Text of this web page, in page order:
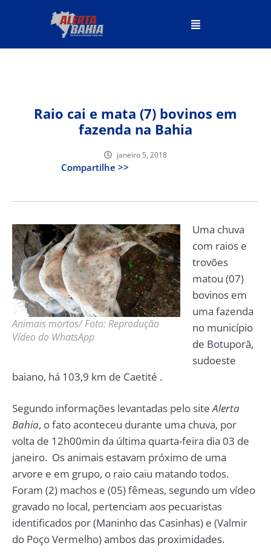
Raio cai e mata (7) bovinos em
fazenda na Bahia
janeiro 5, 2018
Compartilhe >>
Animais mortos/ Foto: Reprodução
Vídeo do WhatsApp
Uma chuva
com raios e
trovões
matou (07)
bovinos em
uma fazenda
no município
de Botuporã,
sudoeste
baiano, há 103,9 km de Caetité .
Segundo informações levantadas pelo siteAlerta
Bahia, o fato aconteceu durante uma chuva, por
volta de 12h00min da última quarta-feira dia 03 de
janeiro. Os animais estavam próximo de uma
arvore e em grupo, o raio caiu matando todos.
Foram (2) machos e (05) fêmeas, segundo um vídeo
gravado no local, pertenciam aos pecuaristas
identificados por (Maninho das Casinhas) e (Valmir
do Poço Vermelho) ambos das proximidades.